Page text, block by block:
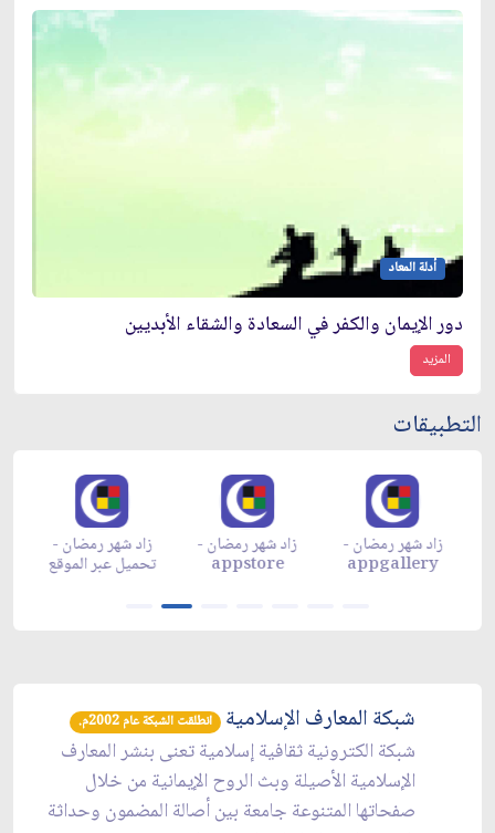
أدلة المعاد
دور الإيمان والكفر في السعادة والشقاء الأبديين‏
المزيد
التطبيقات
زاد شهر رمضان -
تحميل عبر الموقع
زاد شهر رمضان -
appstore
زاد شهر رمضان -
appgallery
شبكة المعارف الإسلامية انطلقت الشبكة عام 2002م.
شبكة الكترونية ثقافية إسلامية تعنى بنشر المعارف
الإسلامية الأصيلة وبث الروح الإيمانية من خلال
صفحاتها المتنوعة جامعة بين أصالة المضمون وحداثة